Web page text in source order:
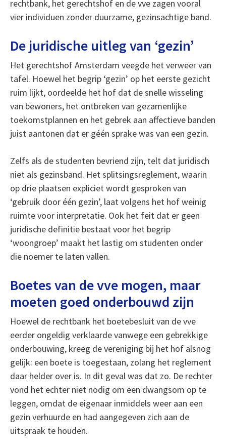
rechtbank, het gerechtshof en de vve zagen vooral
vier individuen zonder duurzame, gezinsachtige band.
De juridische uitleg van ‘gezin’
Het gerechtshof Amsterdam veegde het verweer van
tafel. Hoewel het begrip ‘gezin’ op het eerste gezicht
ruim lijkt, oordeelde het hof dat de snelle wisseling
van bewoners, het ontbreken van gezamenlijke
toekomstplannen en het gebrek aan affectieve banden
juist aantonen dat er géén sprake was van een gezin.
Zelfs als de studenten bevriend zijn, telt dat juridisch
niet als gezinsband. Het splitsingsreglement, waarin
op drie plaatsen expliciet wordt gesproken van
‘gebruik door één gezin’, laat volgens het hof weinig
ruimte voor interpretatie. Ook het feit dat er geen
juridische definitie bestaat voor het begrip
‘woongroep’ maakt het lastig om studenten onder
die noemer te laten vallen.
Boetes van de vve mogen, maar
moeten goed onderbouwd zijn
Hoewel de rechtbank het boetebesluit van de vve
eerder ongeldig verklaarde vanwege een gebrekkige
onderbouwing, kreeg de vereniging bij het hof alsnog
gelijk: een boete is toegestaan, zolang het reglement
daar helder over is. In dit geval was dat zo. De rechter
vond het echter niet nodig om een dwangsom op te
leggen, omdat de eigenaar inmiddels weer aan een
gezin verhuurde en had aangegeven zich aan de
uitspraak te houden.